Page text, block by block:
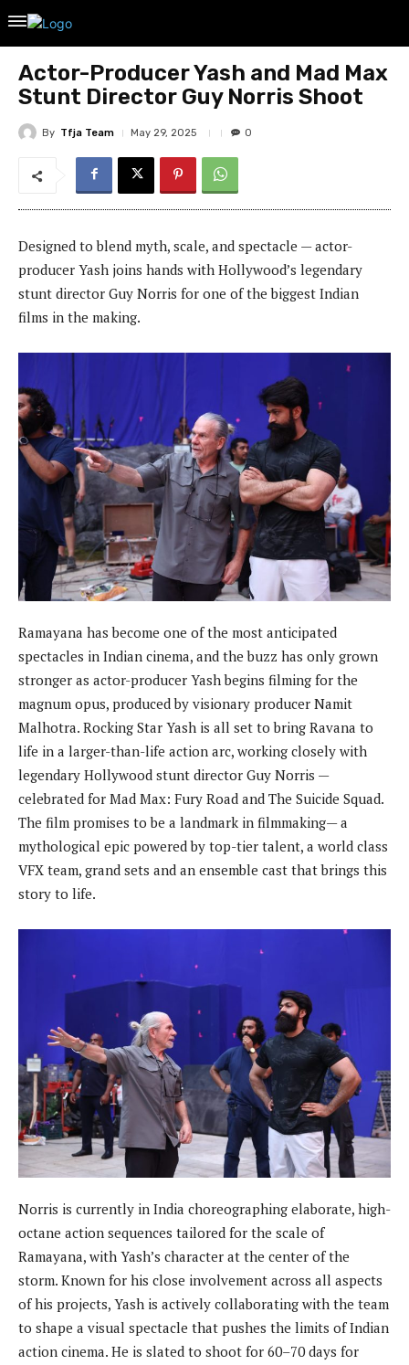
Actor-Producer Yash and Mad Max
Stunt Director Guy Norris Shoot
By Tfja Team May 29, 2025 0
Designed to blend myth, scale, and spectacle — actor-
producer Yash joins hands with Hollywood’s legendary
stunt director Guy Norris for one of the biggest Indian
films in the making.
Ramayana has become one of the most anticipated
spectacles in Indian cinema, and the buzz has only grown
stronger as actor-producer Yash begins filming for the
magnum opus, produced by visionary producer Namit
Malhotra. Rocking Star Yash is all set to bring Ravana to
life in a larger-than-life action arc, working closely with
legendary Hollywood stunt director Guy Norris —
celebrated for Mad Max: Fury Road and The Suicide Squad.
The film promises to be a landmark in filmmaking— a
mythological epic powered by top-tier talent, a world class
VFX team, grand sets and an ensemble cast that brings this
story to life.
Norris is currently in India choreographing elaborate, high-
octane action sequences tailored for the scale of
Ramayana, with Yash’s character at the center of the
storm. Known for his close involvement across all aspects
of his projects, Yash is actively collaborating with the team
to shape a visual spectacle that pushes the limits of Indian
action cinema. He is slated to shoot for 60–70 days for